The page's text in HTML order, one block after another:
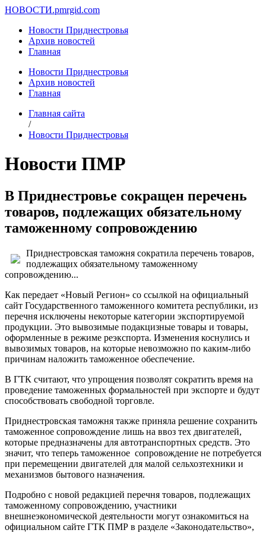
НОВОСТИ.pmrgid.com
Новости Приднестровья
Архив новостей
Главная
Новости Приднестровья
Архив новостей
Главная
Главная сайта
/
Новости Приднестровья
Новости ПМР
В Приднестровье сокращен перечень
товаров, подлежащих обязательному
таможенному сопровождению
Приднестровская таможня сократила перечень товаров,
подлежащих обязательному таможенному
сопровождению...
Как передает «Новый Регион» со ссылкой на официальный
сайт Государственного таможенного комитета республики, из
перечня исключены некоторые категории экспортируемой
продукции. Это вывозимые подакцизные товары и товары,
оформленные в режиме реэкспорта. Изменения коснулись и
вывозимых товаров, на которые невозможно по каким-либо
причинам наложить таможенное обеспечение.
В ГТК считают, что упрощения позволят сократить время на
проведение таможенных формальностей при экспорте и будут
способствовать свободной торговле.
Приднестровская таможня также приняла решение сохранить
таможенное сопровождение лишь на ввоз тех двигателей,
которые предназначены для автотранспортных средств. Это
значит, что теперь таможенное сопровождение не потребуется
при перемещении двигателей для малой сельхозтехники и
механизмов бытового назначения.
Подробно с новой редакцией перечня товаров, подлежащих
таможенному сопровождению, участники
внешнеэкономической деятельности могут ознакомиться на
официальном сайте ГТК ПМР в разделе «Законодательство»,